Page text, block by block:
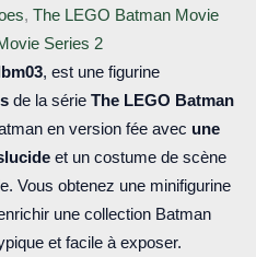
, The LEGO Batman Movie
Series 2
, est une figurine
de la série The LEGO Batman
en version fée avec une
et un costume de scène
Vous obtenez une minifigurine
une collection Batman
et facile à exposer.